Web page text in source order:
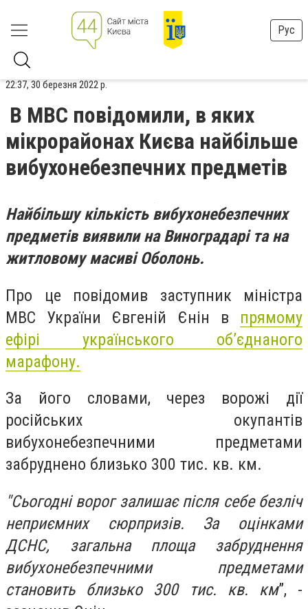
Рус
22:37, 30 березня 2022 р.
В МВС повідомили, в яких
мікрорайонах Києва найбільше
вибухонебезпечних предметів
Найбільшу кількість вибухонебезпечних
предметів виявили на Виноградарі та на
житловому масиві Оболонь.
Про це повідомив заступник міністра
МВС України Євгеній Єнін в прямому
ефірі українського об’єднаного
марафону.
За його словами, через ворожі дії
російських окупантів
вибухонебезпечними предметами
забруднено близько 300 тис. кв. км.
"Сьогодні ворог залишає після себе безліч
неприємних сюрпризів. За оцінками
ДСНС, загальна площа забруднення
вибухонебезпечними предметами
становить близько 300 тис. кв. км”, -